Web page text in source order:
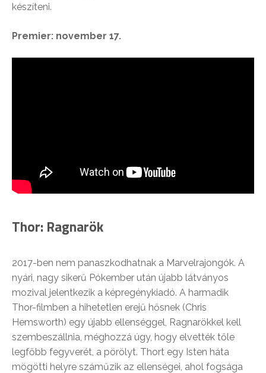
készíteni.
Premier: november 17.
Thor: Ragnarök
2017-ben nem panaszkodhatnak a Marvelrajongók. A
nyári, nagy sikerű Pókember után újabb látványos
mozival jelentkezik a képregénykiadó. A harmadik
Thor-filmben a hihetetlen erejű hősnek (Chris
Hemsworth) egy újabb ellenséggel, Ragnarökkel kell
szembeszállnia, méghozzá úgy, hogy elvették tőle
legfőbb fegyverét, a pörölyt. Thort egy Isten háta
mögötti helyre száműzik az ellenségei, ahol fogsága